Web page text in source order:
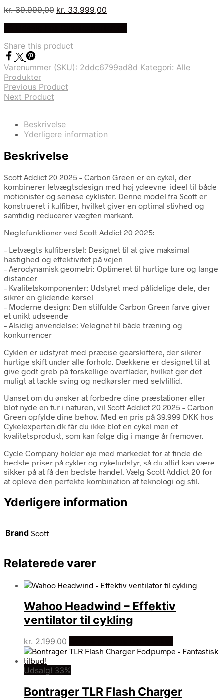
kr.39.999,00 Den
kr. 39.999,00.
kr. 33.999,00
Share this product
Varenummer (SKU): 2ddc6799ad8d Kategori: Alle
Produkter
Previous Product
Next Product
Beskrivelse
Yderligere information
Beskrivelse
Scott Addict 20 2025 – Carbon Green er en cykel, der
kombinerer letvægtsdesign med høj ydeevne, ideel til både
motionister og seriøse cyklister. Denne model fra Scott er
konstrueret i kulfiber, hvilket giver en optimal stivhed og
samtidig reducerer vægten markant.
Nøglefunktioner ved Scott Addict 20 2025:
– Letvægts kulfiberstel: Designet til at give maksimal
hastighed og effektivitet på vejen
– Aerodynamisk geometri: Optimeret til hurtige ture og lange
distancer
– Kvalitetskomponenter: Udstyret med pålidelige dele, der
sikrer en glidende kørsel
– Moderne design: Den stilfulde Carbon Green farve giver
et unikt udseende
– Alsidig anvendelse: Velegnet til både træning og
konkurrencer
Cyklen er udstyret med præcise gearskiftere, der sikrer
hurtige skift under alle forhold. Dækkene er designet til at
give godt greb på forskellige overflader, hvilket gør det
muligt at tackle sving og nedkørsler med selvtillid.
Uanset om du ønsker at forbedre dine præstationer eller
blot nyde en tur i naturen, vil Scott Addict 20 2025 – Carbon
Green opfylde dine behov. Med en pris på 39.999 DKK hos
Cykelexperten.dk får du ikke blot en cykel men et
kvalitetsprodukt, som kan følge dig i mange år fremover.
Cycle Company holder øje med markedet for at finde de
bedste priser på cykler og cykeludstyr, så du altid kan være
sikker på at få den bedste handel. Vælg Scott Addict 20 for
at opleve den perfekte kombination af teknologi og stil.
Yderligere information
Brand Scott
Relaterede varer
Wahoo Headwind – Effektiv
ventilator til cykling
kr. 2.199,00
Udsalg! 33%
Bontrager TLR Flash Charger